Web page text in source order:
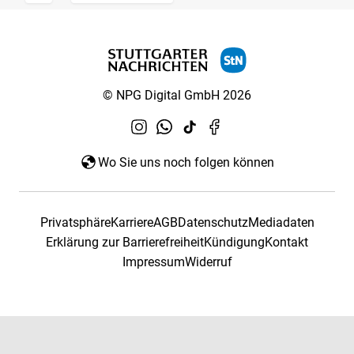
© NPG Digital GmbH 2026
Wo Sie uns noch folgen können
PrivatsphäreKarriereAGBDatenschutzMediadaten
Erklärung zur BarrierefreiheitKündigungKontakt
ImpressumWiderruf